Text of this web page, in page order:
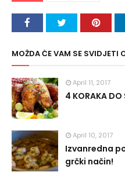
MOŽDA ĆE VAM SE SVIDJETI
April 11, 2017
4 KORAKA DO
April 10, 2017
Izvanredna
grčki način!